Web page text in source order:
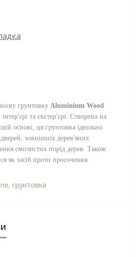
грунтовку Aluminium Wood
та єкстер'єрі. Створена на
основі, ця грунтовка ідеально
зовнішніх дерев'яних
смолистих порід дерев. Також
як засіб проти просочення.
, грунтовка